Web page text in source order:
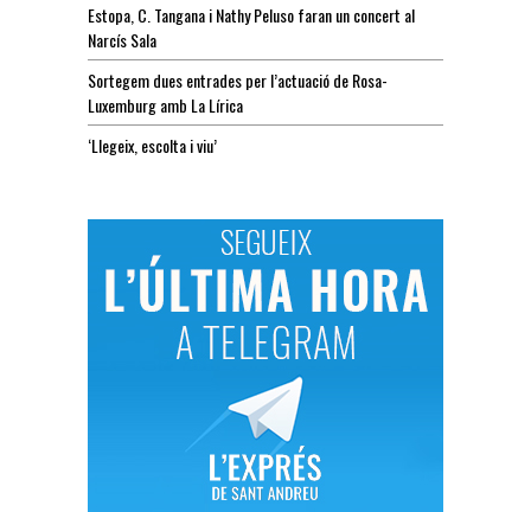
Estopa, C. Tangana i Nathy Peluso faran un concert al
Narcís Sala
Sortegem dues entrades per l’actuació de Rosa-
Luxemburg amb La Lírica
‘Llegeix, escolta i viu’